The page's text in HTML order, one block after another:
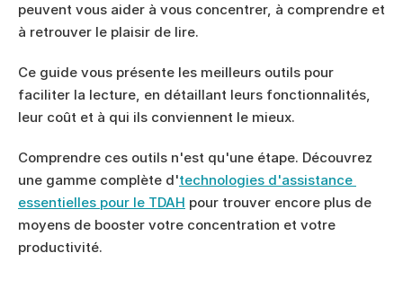
peuvent vous aider à vous concentrer, à comprendre et
à retrouver le plaisir de lire.
Ce guide vous présente les meilleurs outils pour
faciliter la lecture, en détaillant leurs fonctionnalités,
leur coût et à qui ils conviennent le mieux.
Comprendre ces outils n'est qu'une étape. Découvrez
une gamme complète d'technologies d'assistance
essentielles pour le TDAH pour trouver encore plus de
moyens de booster votre concentration et votre
productivité.